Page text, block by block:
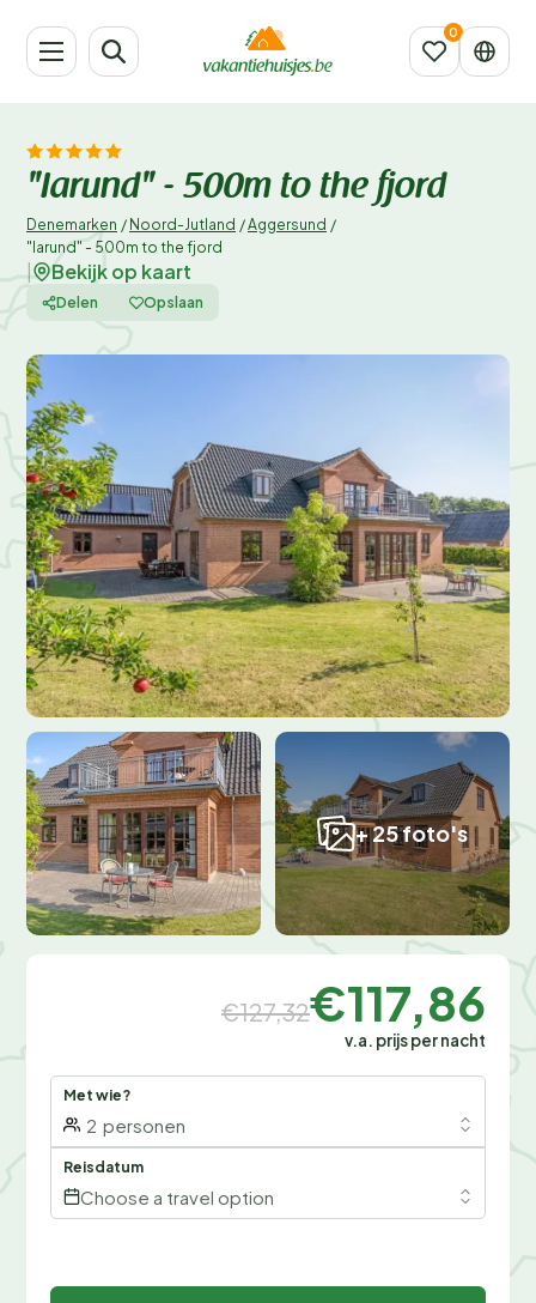
"Iarund" - 500m to the fjord
Denemarken / Noord-Jutland /Aggersund /
"Iarund" - 500m to the fjord
Bekijk op kaart
Delen Opslaan
+ 25 foto's
€127,32€117,86
v.a. prijs per nacht
Met wie?
2 personen
Reisdatum
Choose a travel option